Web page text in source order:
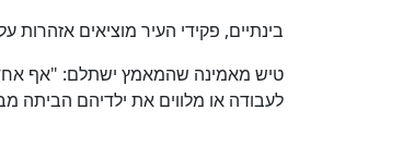
בינתיים, פקידי העיר מוציאים אזהרות
טיש מאמינה שהמאמץ ישתלם: "אף אחד
לעבודה או מלווים את ילדיהם הביתה